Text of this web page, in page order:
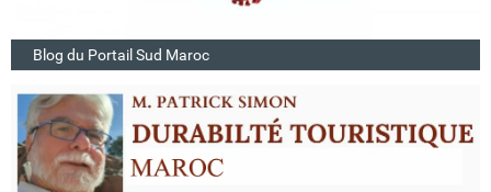
Blog du Portail Sud Maroc